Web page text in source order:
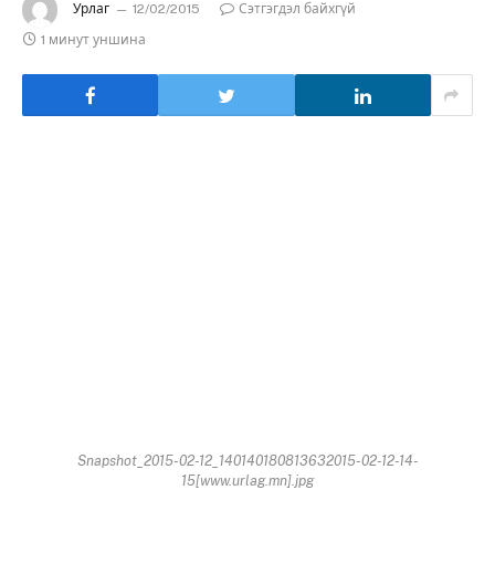
Урлаг 12/02/2015
Сэтгэгдэл байхгүй
1 минут уншина
Snapshot_2015-02-12_140140180813632015-02-12-14-
15[www.urlag.mn].jpg